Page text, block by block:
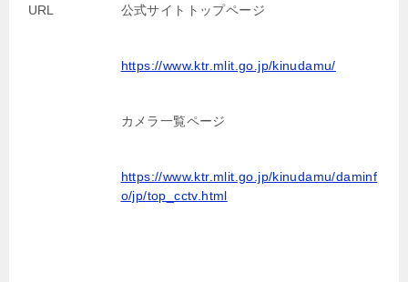
URL 公式サイトトップページ
https://www.ktr.mlit.go.jp/kinudamu/
カメラ一覧ページ
https://www.ktr.mlit.go.jp/kinudamu/daminf
o/jp/top_cctv.html